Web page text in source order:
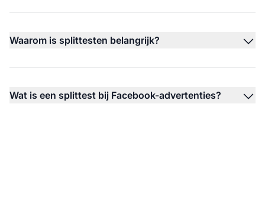
Waarom is splittesten belangrijk?
Wat is een splittest bij Facebook-advertenties?